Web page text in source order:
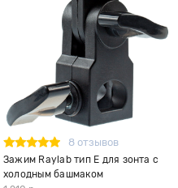
8 отзывов
Зажим Raylab тип E для зонта с
холодным башмаком